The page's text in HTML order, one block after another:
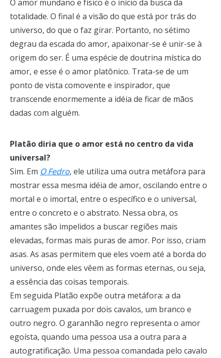
O amor mundano e físico é o início da busca da
totalidade. O final é a visão do que está por trás do
universo, do que o faz girar. Portanto, no sétimo
degrau da escada do amor, apaixonar-se é unir-se à
origem do ser. É uma espécie de doutrina mística do
amor, e esse é o amor platônico. Trata-se de um
ponto de vista comovente e inspirador, que
transcende enormemente a idéia de ficar de mãos
dadas com alguém.
Platão diria que o amor está no centro da vida
universal?
Sim. Em O Fedro, ele utiliza uma outra metáfora para
mostrar essa mesma idéia de amor, oscilando entre o
mortal e o imortal, entre o específico e o universal,
entre o concreto e o abstrato. Nessa obra, os
amantes são impelidos a buscar regiões mais
elevadas, formas mais puras de amor. Por isso, criam
asas. As asas permitem que eles voem até a borda do
universo, onde eles vêem as formas eternas, ou seja,
a essência das coisas temporais.
Em seguida Platão expõe outra metáfora: a da
carruagem puxada por dois cavalos, um branco e
outro negro. O garanhão negro representa o amor
egoísta, quando uma pessoa usa a outra para a
autogratificação. Uma pessoa comandada pelo cavalo